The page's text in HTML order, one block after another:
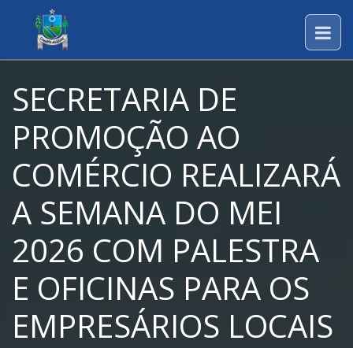
SECRETARIA DE
PROMOÇÃO AO
COMÉRCIO REALIZARÁ
A SEMANA DO MEI
2026 COM PALESTRA
E OFICINAS PARA OS
EMPRESÁRIOS LOCAIS